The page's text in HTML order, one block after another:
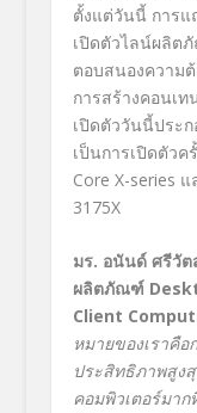
ตั้งแต่วันนี้ การแ
เปิดตัวไลน์ผลิต
ตอบสนองความ
การสร้างคอนเ
เปิดตัววันนี้ประ
เป็นการเปิดตัวค
Core X-series
3175X
มร. อนันด์ ศรีวัต
ผลิตภัณฑ์
Client
หมายของเราคื
ประสิทธิภาพสู
คอมพิวเตอร์มา